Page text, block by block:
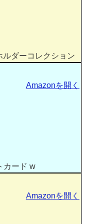
ダーコレクション
カード w
Amazonを開く
Amazonを開く